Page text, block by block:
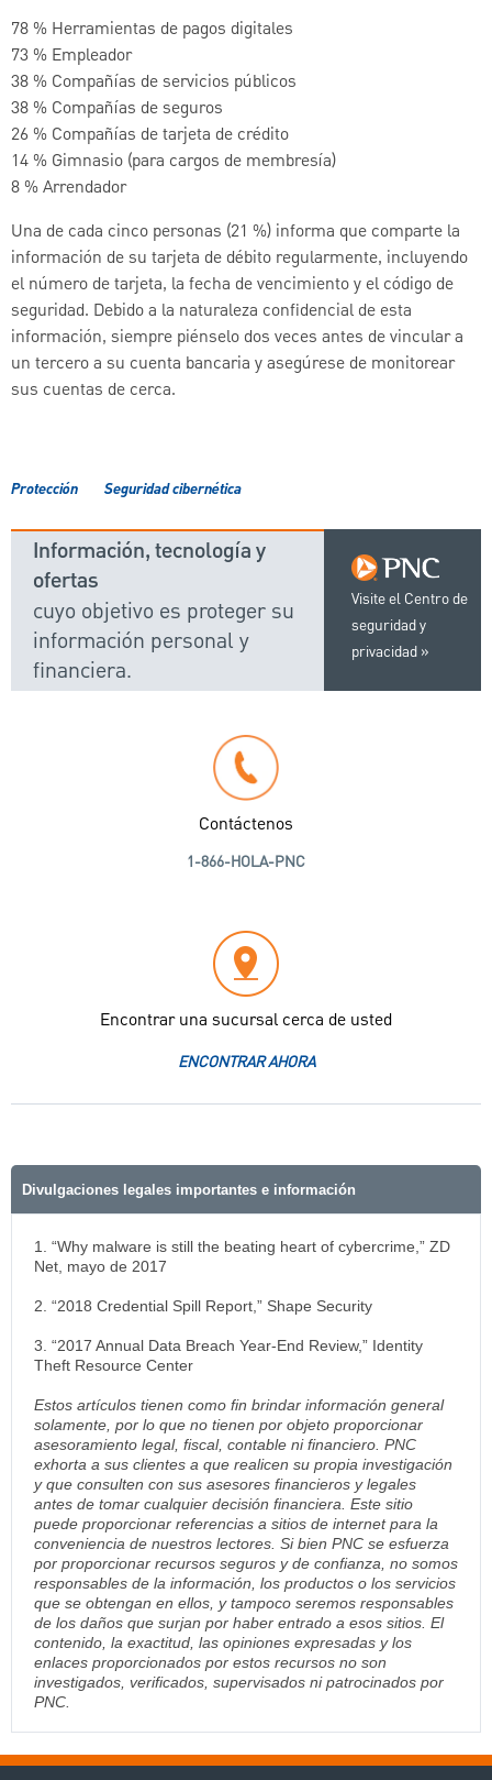
78 % Herramientas de pagos digitales
73 % Empleador
38 % Compañías de servicios públicos
38 % Compañías de seguros
26 % Compañías de tarjeta de crédito
14 % Gimnasio (para cargos de membresía)
8 % Arrendador
Una de cada cinco personas (21 %) informa que comparte la
información de su tarjeta de débito regularmente, incluyendo
el número de tarjeta, la fecha de vencimiento y el código de
seguridad. Debido a la naturaleza confidencial de esta
información, siempre piénselo dos veces antes de vincular a
un tercero a su cuenta bancaria y asegúrese de monitorear
sus cuentas de cerca.
Protección Seguridad cibernética
Visite el Centro de
seguridad y
privacidad
Información, tecnología y
ofertas
cuyo objetivo es proteger su
información personal y
financiera.
Contáctenos
1-866-HOLA-PNC
Encontrar una sucursal cerca de usted
ENCONTRAR AHORA
Divulgaciones legales importantes e información
1. “Why malware is still the beating heart of cybercrime,” ZD
Net, mayo de 2017
2. “2018 Credential Spill Report,” Shape Security
3. “2017 Annual Data Breach Year-End Review,” Identity
Theft Resource Center
Estos artículos tienen como fin brindar información general
solamente, por lo que no tienen por objeto proporcionar
asesoramiento legal, fiscal, contable ni financiero. PNC
exhorta a sus clientes a que realicen su propia investigación
y que consulten con sus asesores financieros y legales
antes de tomar cualquier decisión financiera. Este sitio
puede proporcionar referencias a sitios de internet para la
conveniencia de nuestros lectores. Si bien PNC se esfuerza
por proporcionar recursos seguros y de confianza, no somos
responsables de la información, los productos o los servicios
que se obtengan en ellos, y tampoco seremos responsables
de los daños que surjan por haber entrado a esos sitios. El
contenido, la exactitud, las opiniones expresadas y los
enlaces proporcionados por estos recursos no son
investigados, verificados, supervisados ni patrocinados por
PNC.